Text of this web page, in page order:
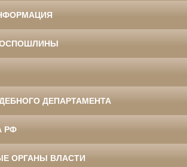
ДЕПАРТАМЕНТА
РФ
ОРГАНЫ ВЛАСТИ